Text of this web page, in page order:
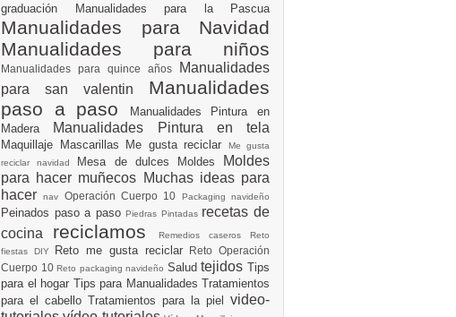
graduación Manualidades para la Pascua
Manualidades para Navidad
Manualidades para niños
Manualidades para quince años
Manualidades
para san valentin Manualidades
paso a paso
Manualidades Pintura en
Madera
Manualidades Pintura en tela
Maquillaje Mascarillas Me gusta reciclar
Me gusta
reciclar navidad Mesa de dulces Moldes
Moldes
para hacer muñecos Muchas ideas para
hacernav Operación Cuerpo 10 Packaging navideño
Peinados paso a pasoPiedras Pintadas recetas de
cocina reciclamos Remedios caseros Reto
fiestas DIY Reto me gusta reciclar
Reto Operación
Cuerpo 10Reto packaging navideño SaludtejidosTips
para el hogar Tips para Manualidades Tratamientos
para el cabello Tratamientos para la piel video-